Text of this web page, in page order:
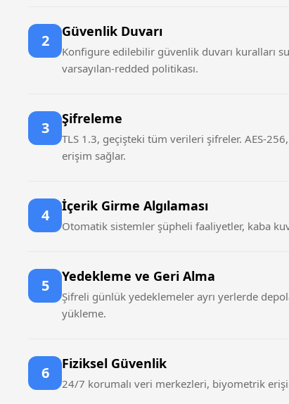
2 Güvenlik Duvarı
Konfigure edilebilir güvenlik duvarı kuralları
varsayılan-redded politikası.
3 Şifreleme
TLS 1.3, geçişteki tüm verileri şifreler. AES-
erişim sağlar.
4 İçerik Girme Algılaması
Otomatik sistemler şüpheli faaliyetler, kaba
5 Yedekleme ve Geri Alma
Şifreli günlük yedeklemeler ayrı yerlerde
yükleme.
6 Fiziksel Güvenlik
24/7 korumalı veri merkezleri, biyometrik